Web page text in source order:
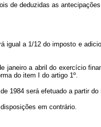
deduzidas as
a 1/12 do imposto e
a abril do exercício
do item I do artigo 1º.
será efetuado a partir do
em contrário.